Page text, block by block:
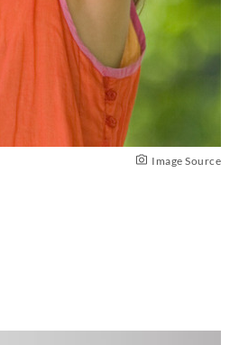
Image Source